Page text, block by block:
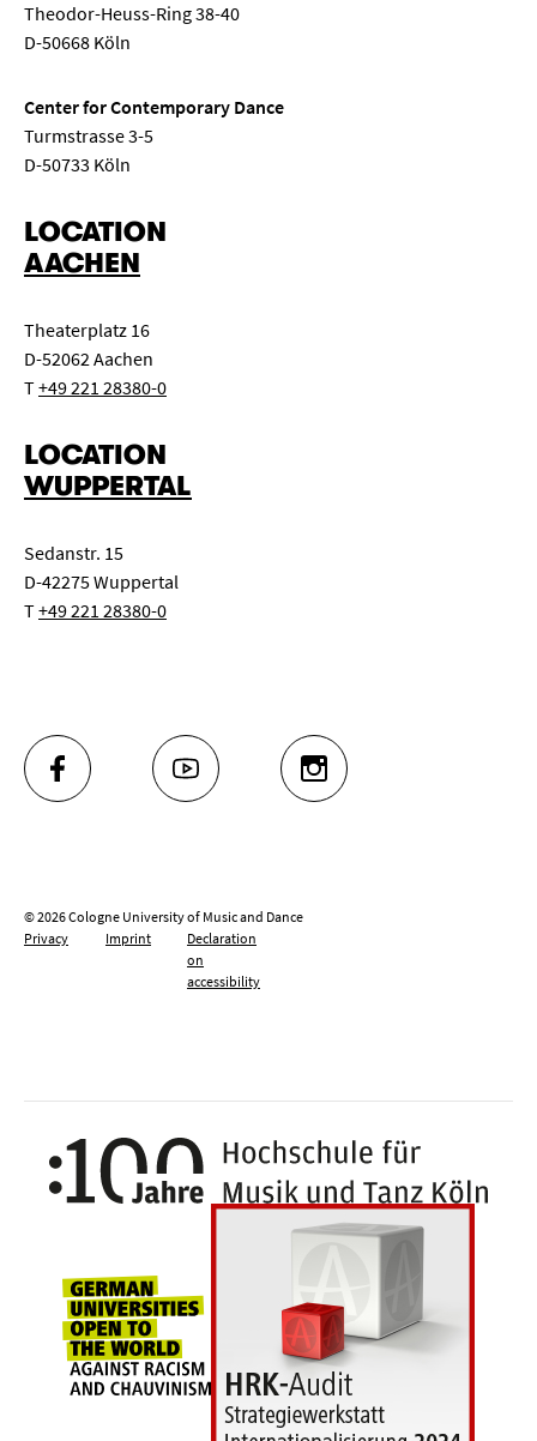
Theodor-Heuss-Ring 38-40
D-50668 Köln
Center for Contemporary Dance
Turmstrasse 3-5
D-50733 Köln
LOCATION
AACHEN
Theaterplatz 16
D-52062 Aachen
T+49 221 28380-0
LOCATION
WUPPERTAL
Sedanstr. 15
D-42275 Wuppertal
T+49 221 28380-0
FACEBOOK YOUTUBE INSTAGRAM
© 2026 Cologne University of Music and Dance
Privacy
Imprint
Declaration
on
accessibility